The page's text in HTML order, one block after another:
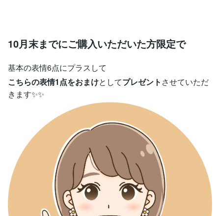
10月末までにご購入いただいた方限定で
基本の表情6点にプラスして
こちらの表情1点をおまけとしてプレゼント させていただ
きます✨✨